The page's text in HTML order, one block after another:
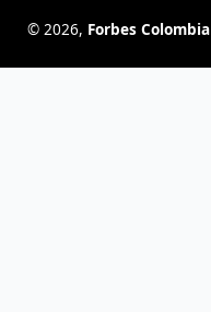
© 2026, Forbes Colombia